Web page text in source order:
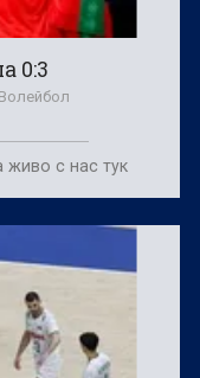
0:3
Волейбол
живо с нас тук